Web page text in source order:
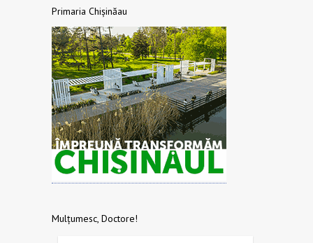
Primaria Chișinăau
Mulțumesc, Doctore!